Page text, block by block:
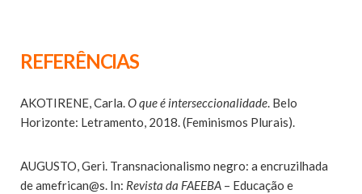
REFERÊNCIAS
AKOTIRENE, Carla.O que é interseccionalidade. Belo
Horizonte: Letramento, 2018. (Feminismos Plurais).
AUGUSTO, Geri. Transnacionalismo negro: a encruzilhada
de amefrican@s. In: Revista da FAEEBA – Educação e